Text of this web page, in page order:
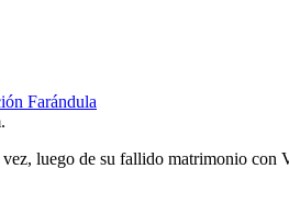
Farándula
vez, luego de su fallido matrimonio con